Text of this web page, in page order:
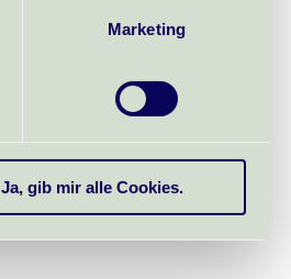
Marketing
Ja, gib mir alle Cookies.